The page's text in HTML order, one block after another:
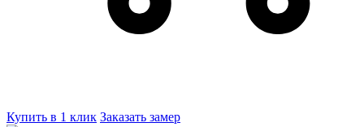
Купить в 1 клик Заказать замер